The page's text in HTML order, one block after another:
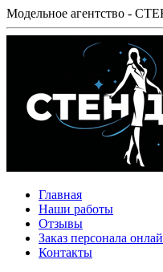
Модельное агентство -
Главная
Наши работы
Отзывы
Заказ персонала
Контакты